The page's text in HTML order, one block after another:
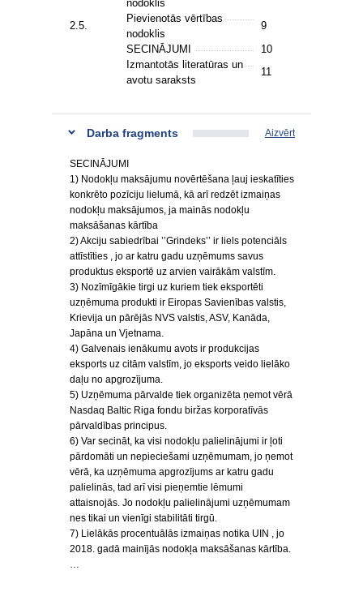
nodoklis
2.5.
Pievienotās vērtības
nodoklis
9
SECINĀJUMI
10
Izmantotās literatūras un
avotu saraksts
11
Darba fragments Aizvērt
SECINĀJUMI
1) Nodokļu maksājumu novērtēšana ļauj ieskatīties
konkrēto pozīciju lielumā, kā arī redzēt izmaiņas
nodokļu maksājumos, ja mainās nodokļu
maksāšanas kārtība
2) Akciju sabiedrībai ’’Grindeks’’ ir liels potenciāls
attīstīties , jo ar katru gadu uzņēmums savus
produktus eksportē uz arvien vairākām valstīm.
3) Nozīmīgākie tirgi uz kuriem tiek eksportēti
uzņēmuma produkti ir Eiropas Savienības valstis,
Krievija un pārējās NVS valstis, ASV, Kanāda,
Japāna un Vjetnama.
4) Galvenais ienākumu avots ir produkcijas
eksports uz citām valstīm, jo eksports veido lielāko
daļu no apgrozījuma.
5) Uzņēmuma pārvalde tiek organizēta ņemot vērā
Nasdaq Baltic Riga fondu biržas korporatīvās
pārvaldības principus.
6) Var secināt, ka visi nodokļu palielinājumi ir ļoti
pārdomāti un nepieciešami uzņēmumam, jo ņemot
vērā, ka uzņēmuma apgrozījums ar katru gadu
palielinās, tad arī visi pieņemtie lēmumi
attaisnojās. Jo nodokļu palielinājumi uzņēmumam
nes tikai un vienīgi stabilitāti tirgū.
7) Lielākās procentuālās izmaiņas notika UIN , jo
2018. gadā mainījās nodokļa maksāšanas kārtība.
…